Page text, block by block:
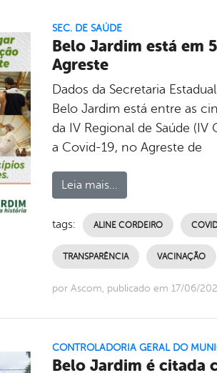
SEC. DE SAÚDE
Belo Jardim está em
Agreste
Dados da Secretaria
Belo Jardim está entre as
da IV Regional de Saúde
a Covid-19, no Agreste de
Leia mais...
tags: ALINE CORDEIRO
TRANSPARÊNCIA VACINAÇÃO
por Ascom, publicado em 17/06/
CONTROLADORIA GERAL DO
Belo Jardim é citada